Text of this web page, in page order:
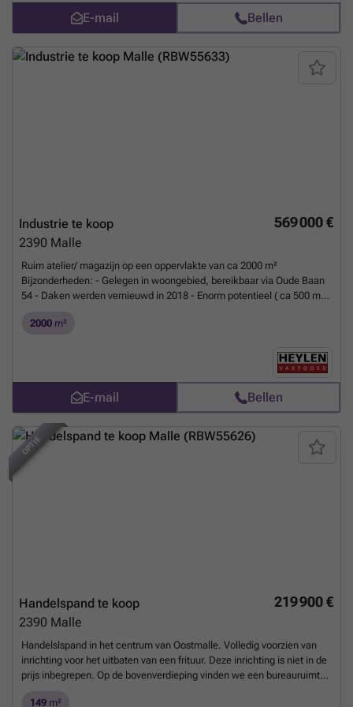
E-mail Bellen
569 000 €
Industrie te koop
2390 Malle
Ruim atelier/ magazijn op een oppervlakte van ca 2000 m²
Bijzonderheden: - Gelegen in woongebied, bereikbaar via Oude Baan
54 - Daken werden vernieuwd in 2018 - Enorm potentieel ( ca 500 m²
Wg, Vg, Gvv, Gvkr, Gmo ( Info stedenbouw in aanvraag) Oppervlaktes
2000 m²
E-mail Bellen
OPTIE
219 900 €
Handelspand te koop
2390 Malle
Handelslspand in het centrum van Oostmalle. Volledig voorzien van
inrichting voor het uitbaten van een frituur. Deze inrichting is niet in de
prijs inbegrepen. Op de bovenverdieping vinden we een bureauruimte
149 m²